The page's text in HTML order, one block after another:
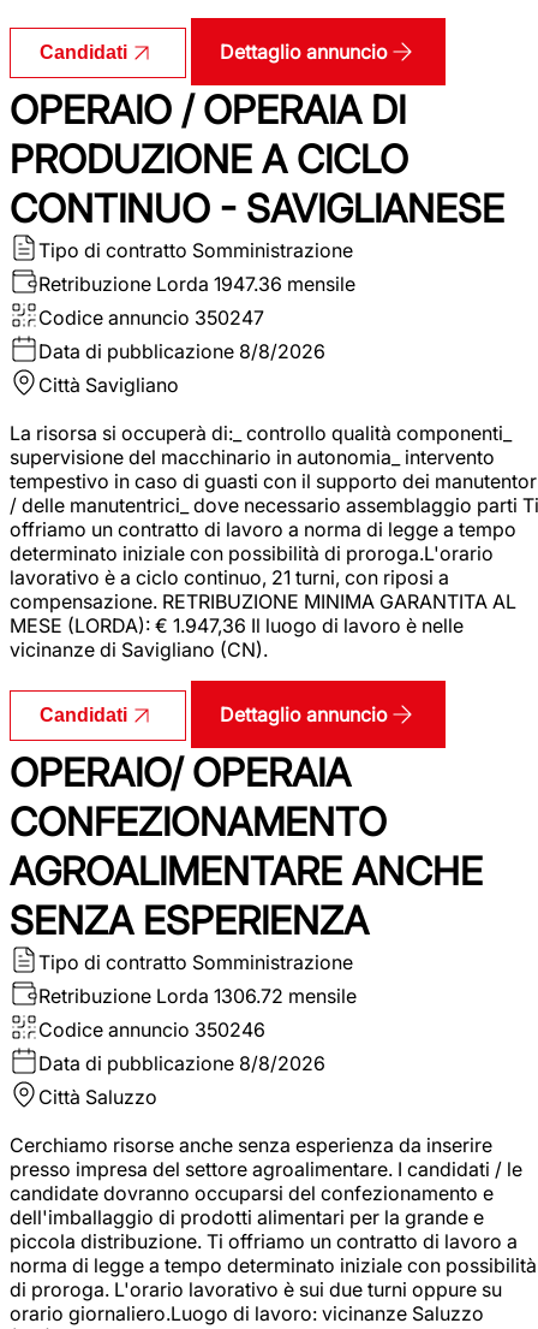
Candidati Dettaglio annuncio
OPERAIO / OPERAIA DI
PRODUZIONE A CICLO
CONTINUO - SAVIGLIANESE
Tipo di contratto Somministrazione
Retribuzione Lorda 1947.36 mensile
Codice annuncio 350247
Data di pubblicazione 8/8/2026
Città Savigliano
La risorsa si occuperà di:_ controllo qualità componenti_
supervisione del macchinario in autonomia_ intervento
tempestivo in caso di guasti con il supporto dei
/ delle manutentrici_ dove necessario assemblaggio parti Ti
offriamo un contratto di lavoro a norma di legge a tempo
determinato iniziale con possibilità di proroga.L'orario
lavorativo è a ciclo continuo, 21 turni, con riposi a
compensazione. RETRIBUZIONE MINIMA GARANTITA AL
MESE (LORDA): € 1.947,36 Il luogo di lavoro è nelle
vicinanze di Savigliano (CN).
Candidati Dettaglio annuncio
OPERAIO/ OPERAIA
CONFEZIONAMENTO
AGROALIMENTARE ANCHE
SENZA ESPERIENZA
Tipo di contratto Somministrazione
Retribuzione Lorda 1306.72 mensile
Codice annuncio 350246
Data di pubblicazione 8/8/2026
Città Saluzzo
Cerchiamo risorse anche senza esperienza da inserire
presso impresa del settore agroalimentare. I candidati / le
candidate dovranno occuparsi del confezionamento e
dell'imballaggio di prodotti alimentari per la grande e
piccola distribuzione. Ti offriamo un contratto di lavoro a
norma di legge a tempo determinato iniziale con possibilità
di proroga. L'orario lavorativo è sui due turni oppure su
orario giornaliero.Luogo di lavoro: vicinanze Saluzzo